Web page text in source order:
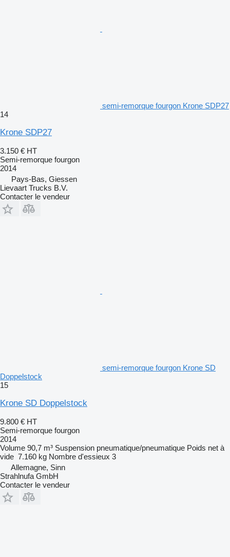
semi-remorque fourgon Krone SDP27
14
Krone SDP27
3.150 € HT
Semi-remorque fourgon
2014
Pays-Bas, Giessen
Lievaart Trucks B.V.
Contacter le vendeur
semi-remorque fourgon Krone SD
Doppelstock
15
Krone SD Doppelstock
9.800 € HT
Semi-remorque fourgon
2014
Volume 90,7 m³ Suspension pneumatique/pneumatique Poids net à
vide 7.160 kg Nombre d'essieux 3
Allemagne, Sinn
Strahlnufa GmbH
Contacter le vendeur